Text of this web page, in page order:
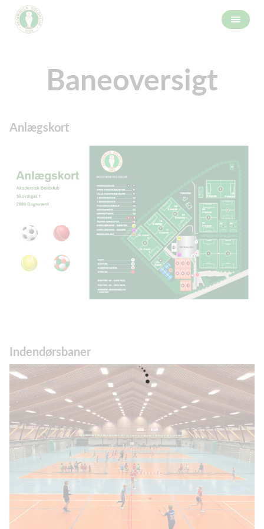
Baneoversigt
Anlægskort
Indendørsbaner